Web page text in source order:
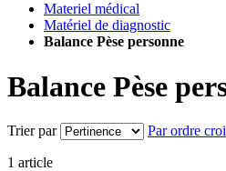
Materiel médical
Matériel de diagnostic
Balance Pèse personne
Balance Pèse
Trier par Par ordre
1 article